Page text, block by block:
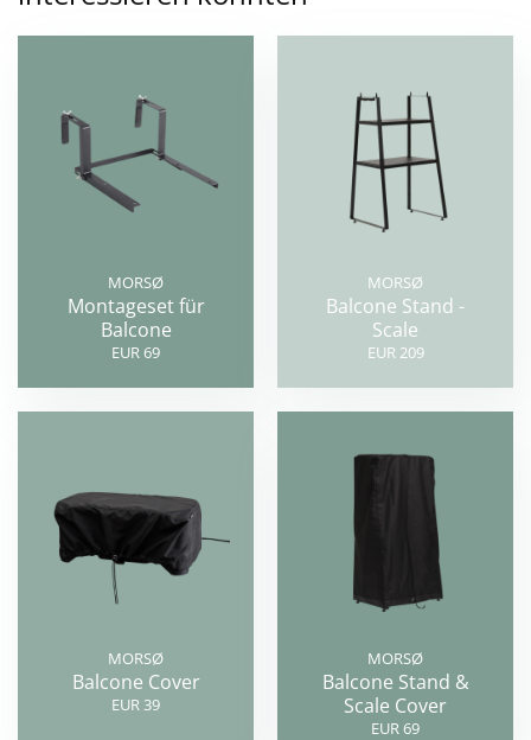
MORSØ
Montageset für
Balcone
EUR 69
MORSØ
Balcone Stand -
Scale
EUR 209
MORSØ
Balcone Cover
EUR 39
MORSØ
Balcone Stand &
Scale Cover
EUR 69